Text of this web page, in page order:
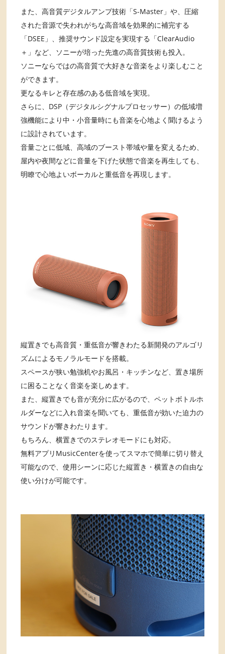
また、高音質デジタルアンプ技術「S-Master」や、圧縮
された音源で失われがちな高音域を効果的に補完する
「DSEE」、推奨サウンド設定を実現する「ClearAudio
＋」など、ソニーが培った先進の高音質技術も投入。
ソニーならではの高音質で大好きな音楽をより楽しむこと
ができます。
更なるキレと存在感のある低音域を実現。
さらに、DSP（デジタルシグナルプロセッサー）の低域増
強機能により中・小音量時にも音楽を心地よく聞けるよう
に設計されています。
音量ごとに低域、高域のブースト帯域や量を変えるため、
屋内や夜間などに音量を下げた状態で音楽を再生しても、
明瞭で心地よいボーカルと重低音を再現します。
縦置きでも高音質・重低音が響きわたる新開発のアルゴリ
ズムによるモノラルモードを搭載。
スペースが狭い勉強机やお風呂・キッチンなど、置き場所
に困ることなく音楽を楽しめます。
また、縦置きでも音が充分に広がるので、ペットボトルホ
ルダーなどに入れ音楽を聞いても、重低音が効いた迫力の
サウンドが響きわたります。
もちろん、横置きでのステレオモードにも対応。
無料アプリMusicCenterを使ってスマホで簡単に切り替え
可能なので、使用シーンに応じた縦置き・横置きの自由な
使い分けが可能です。